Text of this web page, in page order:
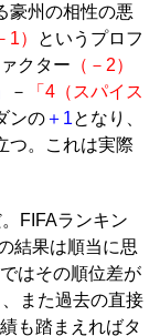
豪州の相性の悪
1）
というプロフ
クター （－2）
－
「4（スパイス
ンの＋1となり、
つ。これは実際
FIFAランキン
結果は順当に思
はその順位差が
また過去の直接
も踏まえればタ